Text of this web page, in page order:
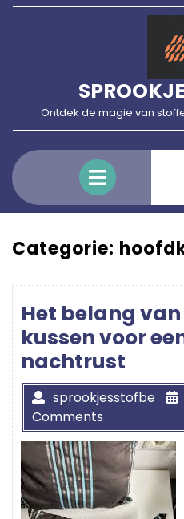
Skip
Ontdek de magie van
Menu
Categorie:
Het belang van
kussen voor
nachtrust
sprookjesstofbe
Comments